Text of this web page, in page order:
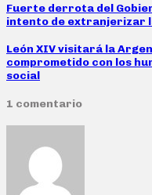
Fuerte derrota del
intento de extranjerizar
León XIV visitará la
comprometido con los
social
1 comentario